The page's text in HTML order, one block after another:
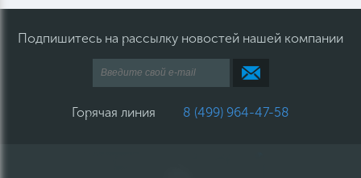
Подпишитесь на рассылку новостей нашей компании
Горячая линия 8 (499) 964-47-58